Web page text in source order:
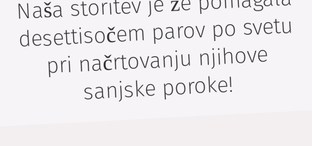
desettisočem parov po svetu
pri načrtovanju njihove
sanjske poroke!